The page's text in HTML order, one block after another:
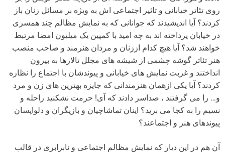
روی تئاتر خیابانی و تاثیر اجتماعی اش به ویژه بر مسائل زنان باز
کردند؟ آیا اندیشیدند که جوانانی که به نمایش مظالم چند همسری
در خیابان پرداخته اند به چه امید با کمپین یک میلیون امضا مرتبط
خواهند شد؟ آیا هیچ کدام اززنان و مردان هنرمند و صاحب منصب
هنر تئاتر گوشه چشمی از شیشه های مجلل تالارها به بیرون
انداختند و غربت نمایش های خیابانی و پیوندشان با اجتماع را نظاره
کردند؟ آیا یکی ازهمان هنرمندانی که جایزه بهترین های زن و مرد
و… را می گرفتند ، صداسر دادند که آی! حرمت نشکنید راحله و
نسیم را به کجا می برید؟ اینان تماشاچیان و بازیگران و دلواپسان
پیوندهای هنر و اجتماعند؟
آن هم در این دیار که نمایش مظالم اجتماعی و نابرابری در قالب